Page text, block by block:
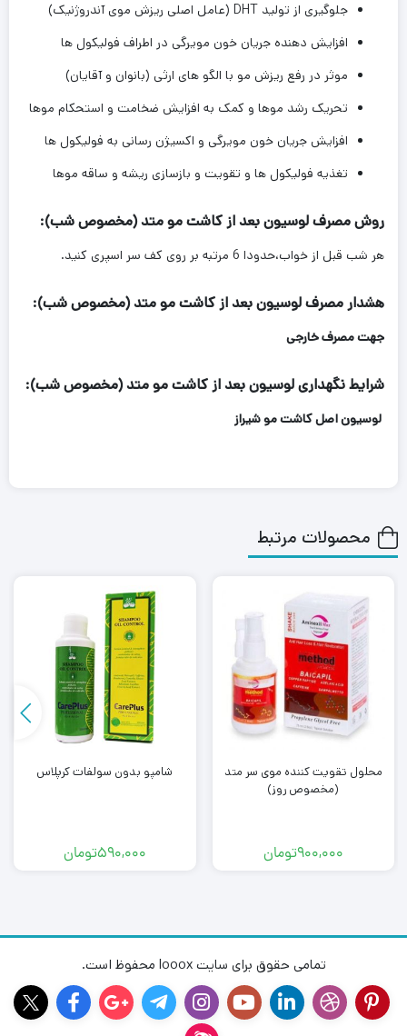
جلوگیری از تولید DHT (عامل اصلی ریزش موی آندروژنیک)
افزایش دهنده جریان خون مویرگی در اطراف فولیکول ها
موثر در رفع ریزش مو با الگو های ارثی (بانوان و آقایان)
تحریک رشد موها و کمک به افزایش ضخامت و استحکام موها
افزایش جریان خون مویرگی و اکسیژن رسانی به فولیکول ها
تغذیه فولیکول ها و تقویت و بازسازی ریشه و ساقه موها
روش مصرف لوسیون بعد از کاشت مو متد (مخصوص شب):
هر شب قبل از خواب،حدودا 6 مرتبه بر روی کف سر اسپری کنید.
هشدار مصرف لوسیون بعد از کاشت مو متد (مخصوص شب):
جهت مصرف خارجی
شرایط نگهداری لوسیون بعد از کاشت مو متد (مخصوص شب):
لوسیون اصل کاشت مو شیراز
محصولات مرتبط
محلول تقویت کننده موی سر متد
(مخصوص روز)
900,000تومان
شامپو بدون سولفات کرپلاس
590,000تومان
تمامی حقوق برای سایت looox محفوظ است.